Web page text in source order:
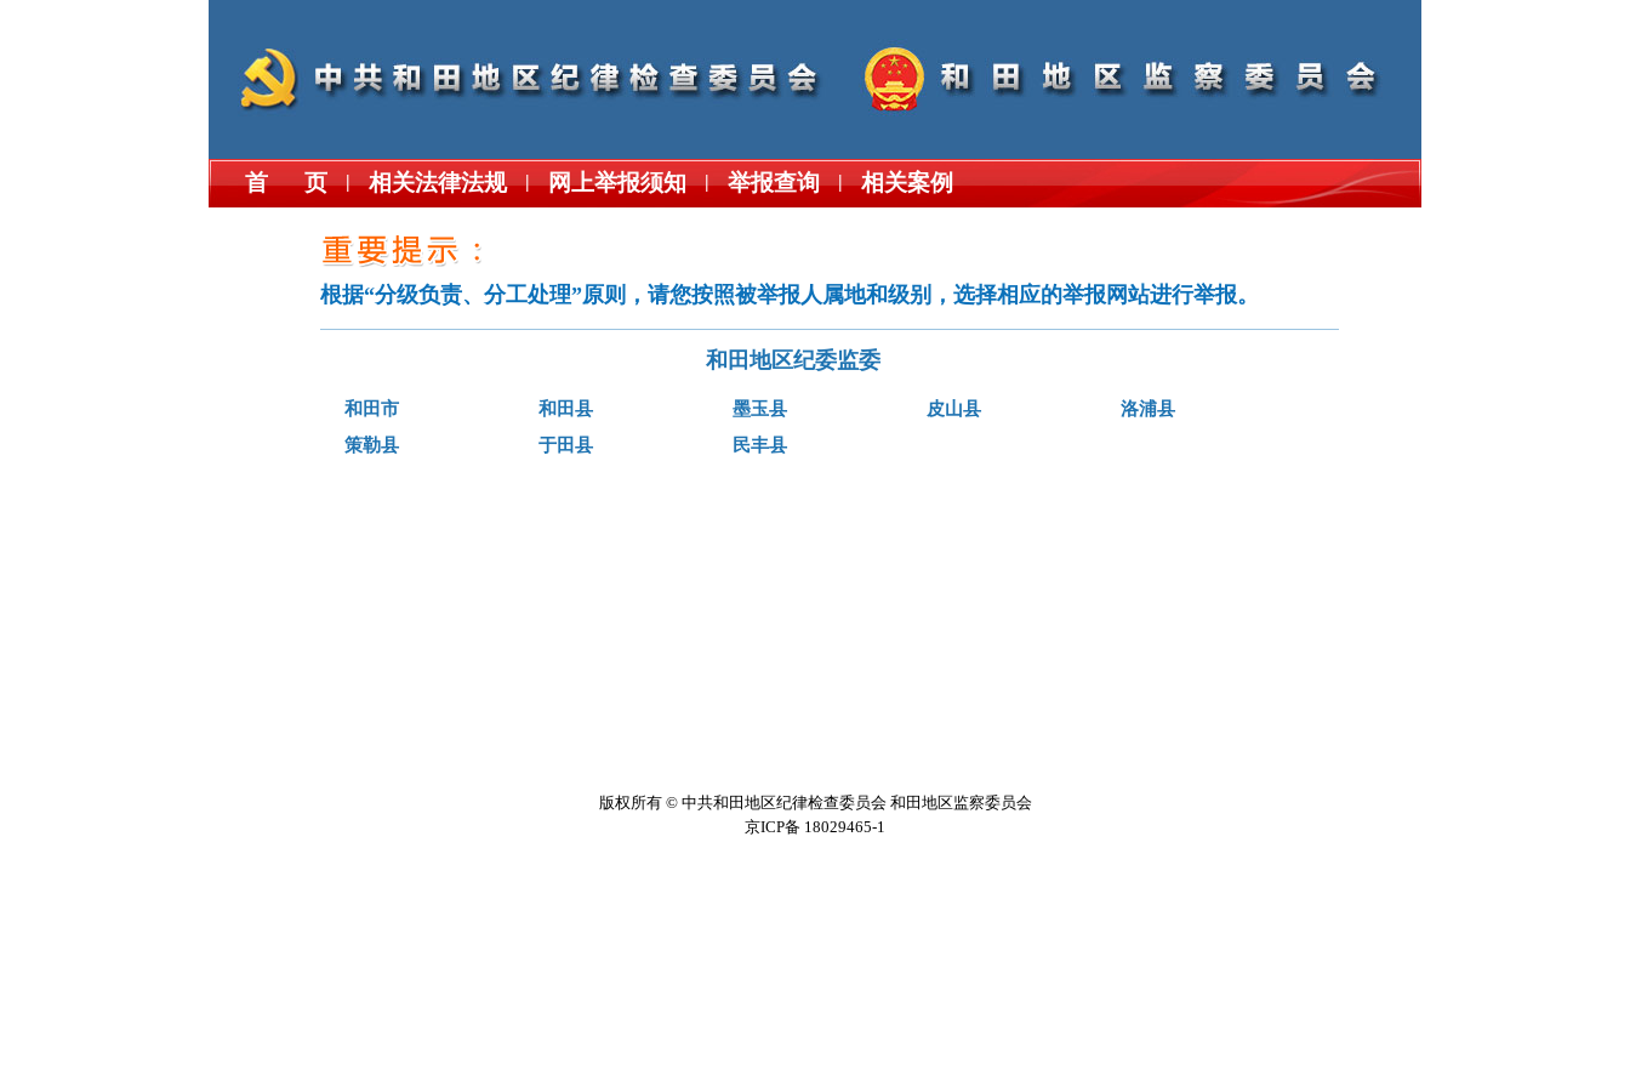
首 页 | 相关法律法规 | 网上举报须知 | 举报查询 | 相关案例
版权所有 © 中共和田地区纪律检查委员会 和田地区监察委员会
京ICP备 18029465-1